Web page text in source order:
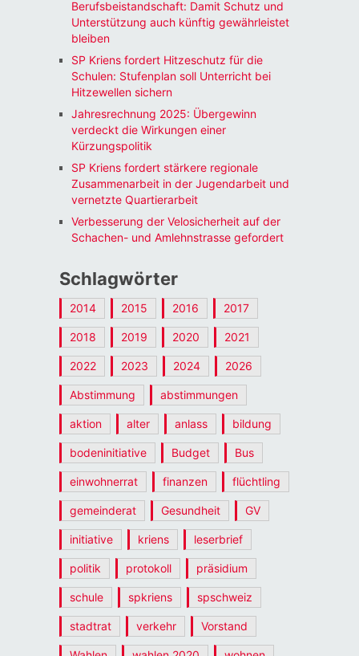
Berufsbeistandschaft: Damit Schutz und
Unterstützung auch künftig gewährleistet
bleiben
SP Kriens fordert Hitzeschutz für die
Schulen: Stufenplan soll Unterricht bei
Hitzewellen sichern
Jahresrechnung 2025: Übergewinn
verdeckt die Wirkungen einer
Kürzungspolitik
SP Kriens fordert stärkere regionale
Zusammenarbeit in der Jugendarbeit und
vernetzte Quartierarbeit
Verbesserung der Velosicherheit auf der
Schachen- und Amlehnstrasse gefordert
Schlagwörter
2014 2015 2016 2017
2018 2019 2020 2021
2022 2023 2024 2026
Abstimmung abstimmungen
aktion alter anlass bildung
bodeninitiative Budget Bus
einwohnerrat finanzen flüchtling
gemeinderat Gesundheit GV
initiative kriens leserbrief
politik protokoll präsidium
schule spkriens spschweiz
stadtrat verkehr Vorstand